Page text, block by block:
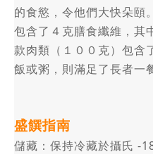
的食慾，令他們大快朵頤
包含了４克膳食纖維，其
款肉類（１００克）包含
飯或粥，則滿足了長者一
盛饌指南
儲藏：保持冷藏於攝氏 -